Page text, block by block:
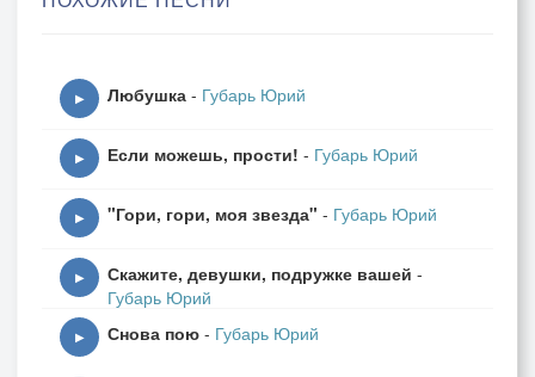
Все говорить не тая,
Ждет ветерок у окна.
Выйдя навстречу, луна.
Припев.
Мне, дорогая, сердечные муки
▶ Любушка - Губарь Юрий
▶ Если можешь, прости! - Губарь Юрий
▶ "Гори, гори, моя звезда" - Губарь Юрий
▶ Скажите, девушки, подружке вашей -
Губарь Юрий
▶ Снова пою - Губарь Юрий